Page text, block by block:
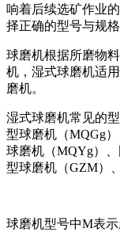
响着后续选矿作业
择正确的型号与规格
球磨机根据所磨物
机，湿式球磨机适
磨机。
湿式球磨机常见的
型球磨机（MQGg
球磨机（MQYg）
型球磨机（GZM）
球磨机型号中M表